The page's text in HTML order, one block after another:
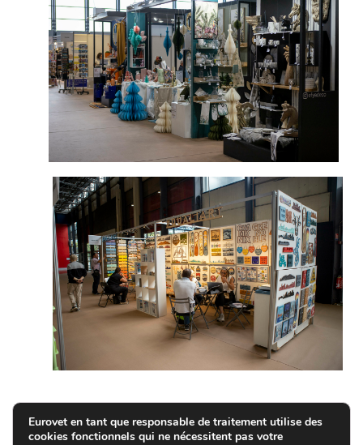
Eurovet en tant que responsable de traitement utilise des
cookies fonctionnels qui ne nécessitent pas votre